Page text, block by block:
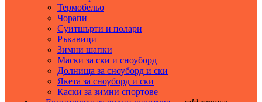
Термобельо
Чорапи
Суитшърти и полари
Ръкавици
Зимни шапки
Маски за ски и сноуборд
Долнища за сноуборд и ски
Якета за сноуборд и ски
Каски за зимни спортове